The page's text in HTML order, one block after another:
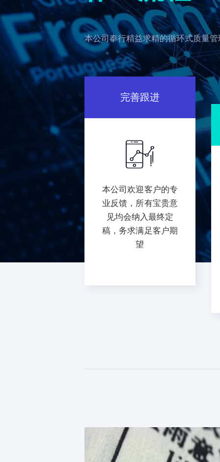
本公司奉行精益求精的循环式质量
完善跟进
本公司欢迎客户的专
业反馈，所有宝贵意
见均会纳入最终定
稿，务求满足客户期
望